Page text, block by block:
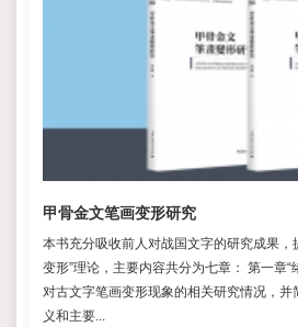
甲骨金文笔画变形研究
本书充分吸收前人对战国文字的研究成果，
变形”理论，主要内容共分为七章： 第一章“
对古文字笔画变形现象的相关研究情况，
义和主要...